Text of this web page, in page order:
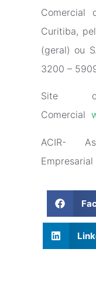
Comercial
Curitiba,
(geral) ou
3200 –
Site
Comercial
ACIR-
Empresarial